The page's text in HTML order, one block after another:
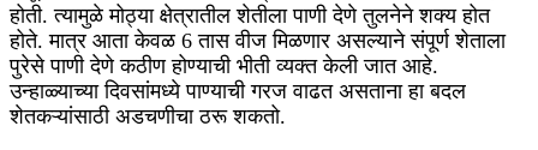
होती. त्यामुळे मोठ्या क्षेत्रातील शेतीला पाणी देणे तुलनेने शक्य होत
होते. मात्र आता केवळ 6 तास वीज मिळणार असल्याने संपूर्ण शेताला
पुरेसे पाणी देणे कठीण होण्याची भीती व्यक्त केली जात आहे.
उन्हाळ्याच्या दिवसांमध्ये पाण्याची गरज वाढत असताना हा बदल
शेतकऱ्यांसाठी अडचणीचा ठरू शकतो.